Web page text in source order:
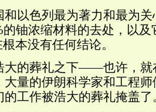
和以色列最为著力和最为
的铀浓缩材料的去处，以
本没有任何结论。
大的葬礼之下——也许，就
大量的伊朗科学家和工程
的工作被浩大的葬礼掩盖了